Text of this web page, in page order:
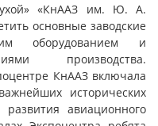
«КнААЗ им. Ю. А.
основные заводские
оборудованием и
производства.
КнААЗ включала
исторических
развития авиационного